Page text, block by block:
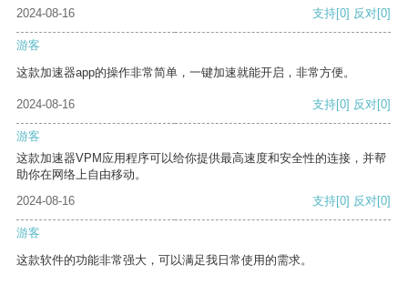
2024-08-16 支持[0] 反对[0]
游客
这款加速器app的操作非常简单，一键加速就能开启，非常方便。
2024-08-16 支持[0] 反对[0]
游客
这款加速器VPM应用程序可以给你提供最高速度和安全性的连接，并帮
助你在网络上自由移动。
2024-08-16
支持[0] 反对[0]
游客
这款软件的功能非常强大，可以满足我日常使用的需求。